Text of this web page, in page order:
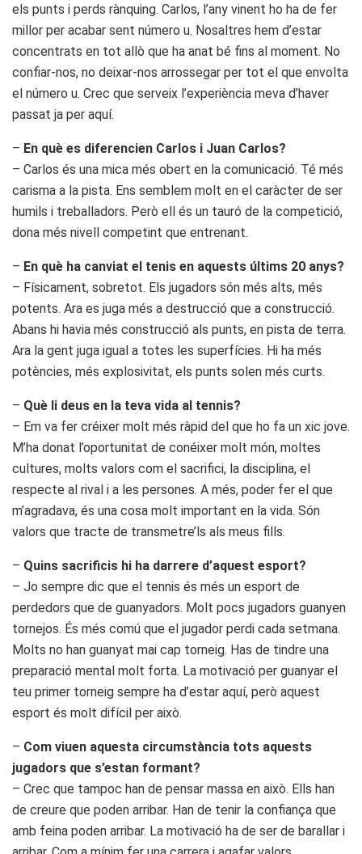
els punts i perds rànquing. Carlos, l’any vinent ho ha de fer
millor per acabar sent número u. Nosaltres hem d’estar
concentrats en tot allò que ha anat bé fins al moment. No
confiar-nos, no deixar-nos arrossegar per tot el que envolta
el número u. Crec que serveix l’experiència meva d’haver
passat ja per aquí.
– En què es diferencien Carlos i Juan Carlos?
– Carlos és una mica més obert en la comunicació. Té més
carisma a la pista. Ens semblem molt en el caràcter de ser
humils i treballadors. Però ell és un tauró de la competició,
dona més nivell competint que entrenant.
– En què ha canviat el tenis en aquests últims 20 anys?
– Físicament, sobretot. Els jugadors són més alts, més
potents. Ara es juga més a destrucció que a construcció.
Abans hi havia més construcció als punts, en pista de terra.
Ara la gent juga igual a totes les superfícies. Hi ha més
potències, més explosivitat, els punts solen més curts.
– Què li deus en la teva vida al tennis?
– Em va fer créixer molt més ràpid del que ho fa un xic jove.
M’ha donat l’oportunitat de conéixer molt món, moltes
cultures, molts valors com el sacrifici, la disciplina, el
respecte al rival i a les persones. A més, poder fer el que
m’agradava, és una cosa molt important en la vida. Són
valors que tracte de transmetre’ls als meus fills.
– Quins sacrificis hi ha darrere d’aquest esport?
– Jo sempre dic que el tennis és més un esport de
perdedors que de guanyadors. Molt pocs jugadors guanyen
tornejos. És més comú que el jugador perdi cada setmana.
Molts no han guanyat mai cap torneig. Has de tindre una
preparació mental molt forta. La motivació per guanyar el
teu primer torneig sempre ha d’estar aquí, però aquest
esport és molt difícil per això.
– Com viuen aquesta circumstància tots aquests
jugadors que s’estan formant?
– Crec que tampoc han de pensar massa en això. Ells han
de creure que poden arribar. Han de tenir la confiança que
amb feina poden arribar. La motivació ha de ser de barallar i